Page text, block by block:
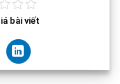
bài viết